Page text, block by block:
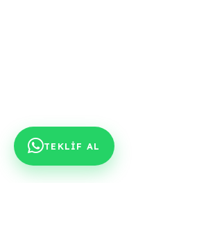
TEKLİF AL